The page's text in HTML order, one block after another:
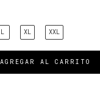
L XL XXL